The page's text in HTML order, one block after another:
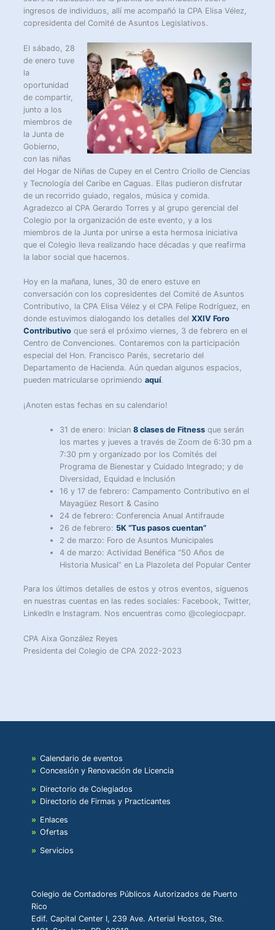
ingresos de individuos, allí me acompañó la CPA Elisa Vélez,
copresidenta del Comité de Asuntos Legislativos.
El sábado, 28
de enero tuve
la
oportunidad
de compartir,
junto a los
miembros de
la Junta de
Gobierno,
con las niñas
del Hogar de Niñas de Cupey en el Centro Criollo de Ciencias
y Tecnología del Caribe en Caguas. Ellas pudieron disfrutar
de un recorrido guiado, regalos, música y comida.
Agradezco al CPA Gerardo Torres y al grupo gerencial del
Colegio por la organización de este evento, y a los
miembros de la Junta por unirse a esta hermosa iniciativa
que el Colegio lleva realizando hace décadas y que reafirma
la labor social que hacemos.
Hoy en la mañana, lunes, 30 de enero estuve en
conversación con los copresidentes del Comité de Asuntos
Contributivo, la CPA Elisa Vélez y el CPA Felipe Rodríguez, en
donde estuvimos dialogando los detalles delXXIV Foro
Contributivo que será el próximo viernes, 3 de febrero en el
Centro de Convenciones. Contaremos con la participación
especial del Hon. Francisco Parés, secretario del
Departamento de Hacienda. Aún quedan algunos espacios,
pueden matricularse oprimiendoaquí.
¡Anoten estas fechas en su calendario!
31 de enero: Inician 8 clases de Fitnessque serán
los martes y jueves a través de Zoom de 6:30 pm a
7:30 pm y organizado por los Comités del
Programa de Bienestar y Cuidado Integrado; y de
Diversidad, Equidad e Inclusión
16 y 17 de febrero: Campamento Contributivo en el
Mayagüez Resort & Casino
24 de febrero: Conferencia Anual Antifraude
26 de febrero: 5K “Tus pasos cuentan”
2 de marzo: Foro de Asuntos Municipales
4 de marzo: Actividad Benéfica “50 Años de
Historia Musical” en La Plazoleta del Popular Center
Para los últimos detalles de estos y otros eventos, síguenos
en nuestras cuentas en las redes sociales: Facebook, Twitter,
LinkedIn e Instagram. Nos encuentras como @colegiocpapr.
CPA Aixa González Reyes
Presidenta del Colegio de CPA 2022-2023
Calendario de eventos
Concesión y Renovación de Licencia
Directorio de Colegiados
Directorio de Firmas y Practicantes
Enlaces
Ofertas
Servicios
Colegio de Contadores Públicos Autorizados de Puerto
Rico
Edif. Capital Center I, 239 Ave. Arterial Hostos, Ste.